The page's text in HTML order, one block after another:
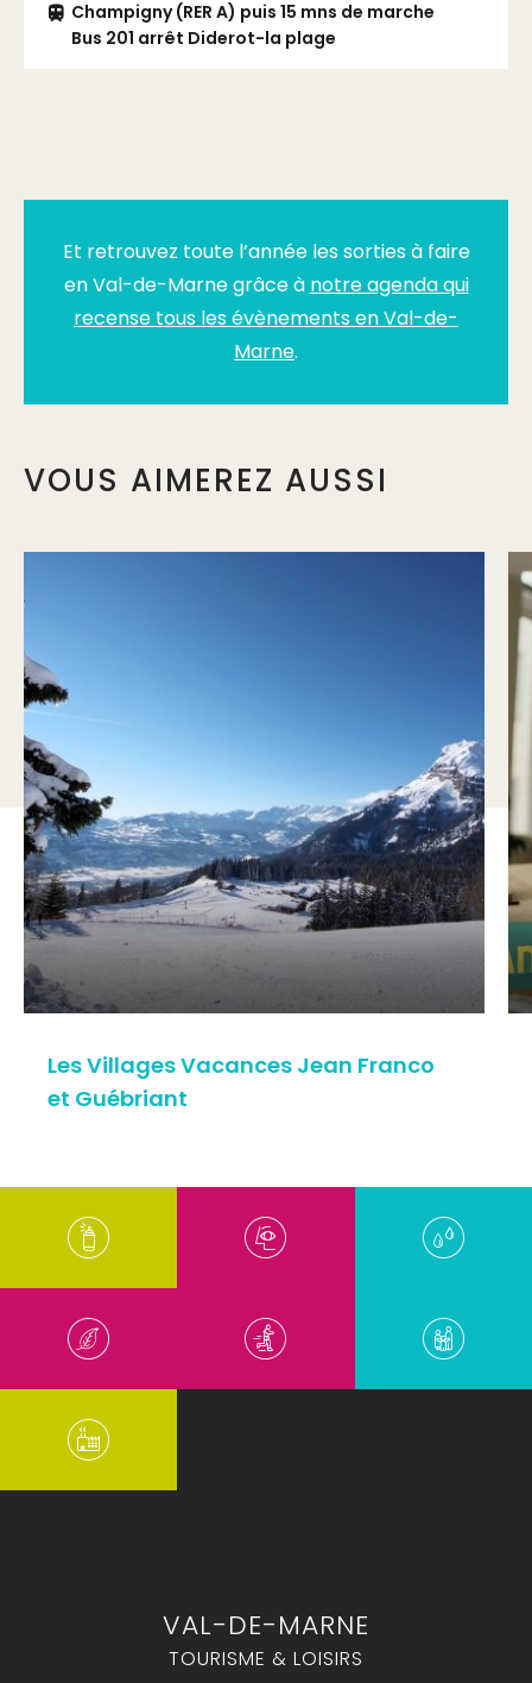
Champigny (RER A) puis 15 mns de marche
Bus 201 arrêt Diderot-la plage
Et retrouvez toute l’année les sorties à faire
en Val-de-Marne grâce à notre agenda qui
recense tous les évènements en Val-de-
Marne.
VOUS AIMEREZ AUSSI
Les Villages Vacances Jean Franco
et Guébriant
VAL-DE-MARNE
TOURISME & LOISIRS